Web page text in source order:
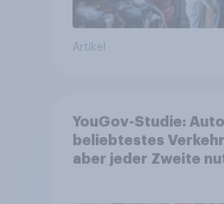
Artikel
YouGov-Studie:
beliebtestes
aber jeder Zweite